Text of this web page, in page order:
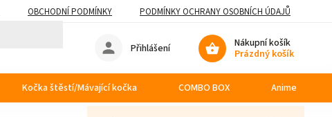
OBCHODNÍ PODMÍNKY PODMÍNKY OCHRANY OSOBNÍCH ÚDAJŮ
Nákupní košík
Prázdný košík
Přihlášení
Kočka štěstí/Mávající kočka COMBO BOX Anime